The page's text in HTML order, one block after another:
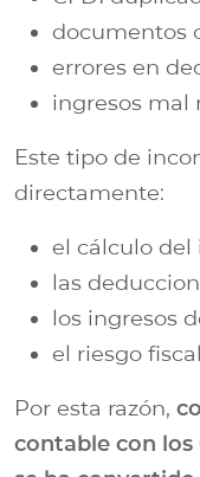
documentos
errores en
ingresos mal
Este tipo de
directamente:
el cálculo
las
los ingresos
el riesgo
Por esta razón,
contable con los